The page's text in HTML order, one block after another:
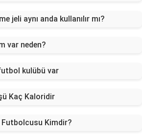
jeli aynı anda kullanılır mı?
var neden?
kulübü var
Kaç Kaloridir
Futbolcusu Kimdir?